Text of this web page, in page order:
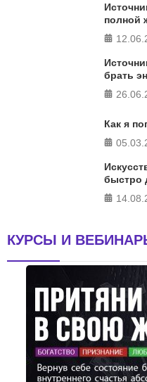
полной
брать
Как я
быстро
КУРСЫ И